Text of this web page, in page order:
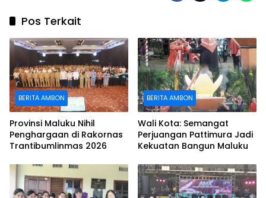
Pos Terkait
BERITA AMBON
Provinsi Maluku Nihil
Penghargaan di Rakornas
Trantibumlinmas 2026
BERITA AMBON
Wali Kota: Semangat
Perjuangan Pattimura Jadi
Kekuatan Bangun Maluku